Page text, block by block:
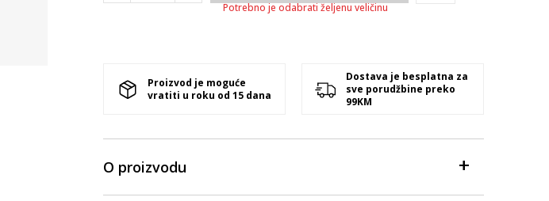
Potrebno je odabrati željenu veličinu
Proizvod je moguće
vratiti u roku od 15 dana
Dostava je besplatna za
sve porudžbine preko
99KM
O proizvodu